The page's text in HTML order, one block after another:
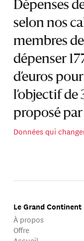
Dépenses
selon nos
membres
dépenser
d’euros
l’objectif de
proposé
Données qui
Le Grand Continent
À propos
Offre